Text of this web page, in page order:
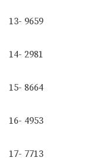
13- 9659
14- 2981
15- 8664
16- 4953
17- 7713